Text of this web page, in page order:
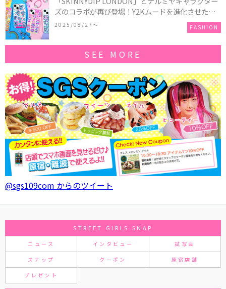
ズのコラボが再び登場！Y2Kムードを進化させた新
作コレクションを発売♪
2025/08/27〜 FASHION
SEE MORE
@sgs109com からのツイート
STREET GIRLS SNAP
ニュース インタビュー 試写会
スナップ クーポン 原宿店舗
プレゼント